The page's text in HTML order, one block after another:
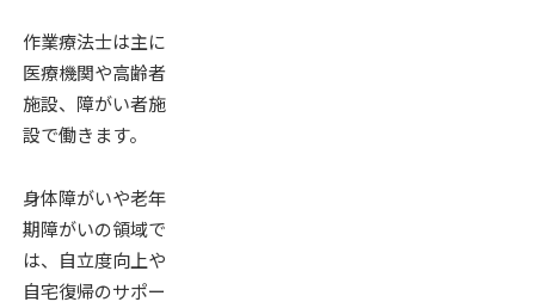
作業療法士は主に
医療機関や高齢者
施設、障がい者施
設で働きます。
身体障がいや老年
期障がいの領域で
は、自立度向上や
自宅復帰のサポー